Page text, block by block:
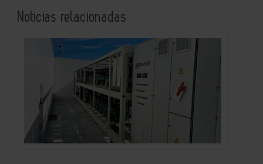
Noticias relacionadas